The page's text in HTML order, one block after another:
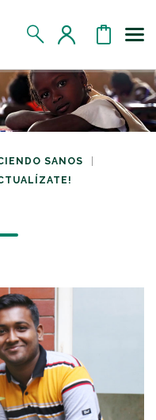
SANOS